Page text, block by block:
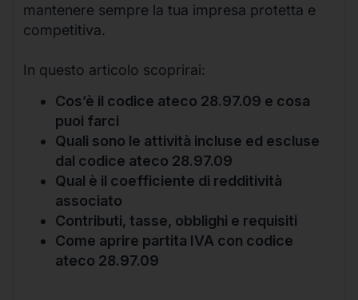
mantenere sempre la tua impresa protetta e
competitiva.
In questo articolo scoprirai:
Cos’è il codice ateco 28.97.09 e cosa
puoi farci
Quali sono le attività incluse ed escluse
dal codice ateco 28.97.09
Qual è il coefficiente di redditività
associato
Contributi, tasse, obblighi e requisiti
Come aprire partita IVA con codice
ateco 28.97.09